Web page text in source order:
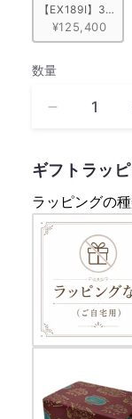
【EX189I】30弁
¥125,400
数
数量
キ
GReeeeN
GReeeeN
の
量
を
ら
ギフトラッ
ラッピングの